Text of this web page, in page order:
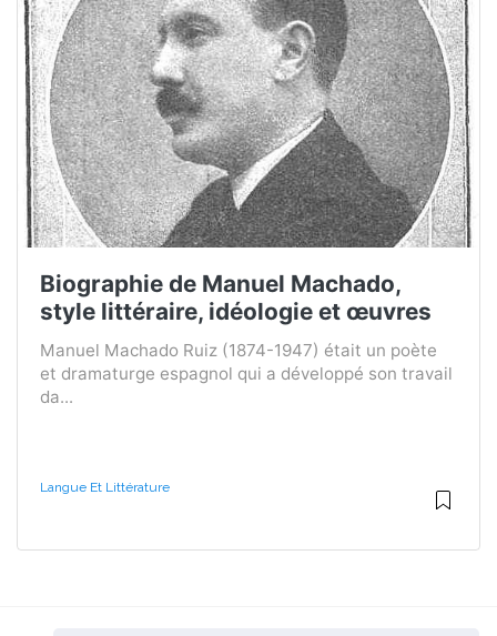
Biographie de Manuel Machado,
style littéraire, idéologie et œuvres
Manuel Machado Ruiz (1874-1947) était un poète
et dramaturge espagnol qui a développé son travail
da...
Langue Et Littérature